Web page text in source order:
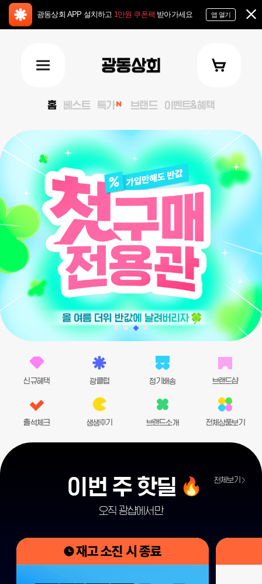
광동상회 APP 설치하고 1만원 쿠폰팩 받아가세요 앱 열기
홈 베스트 특가 브랜드 이벤트&혜택
keyVisual
신규혜택 광클럽 정기배송 브랜드샵
출석체크 생생후기 브랜드소개 전체상품보기
이번 주 핫딜 전체보기
오직 광샵에서만
재고 소진 시 종료